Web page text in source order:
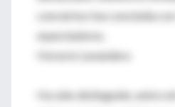
conciertos fue concluida con
espectadores.
Horacio Lavandera
Ha sido distinguido, entre